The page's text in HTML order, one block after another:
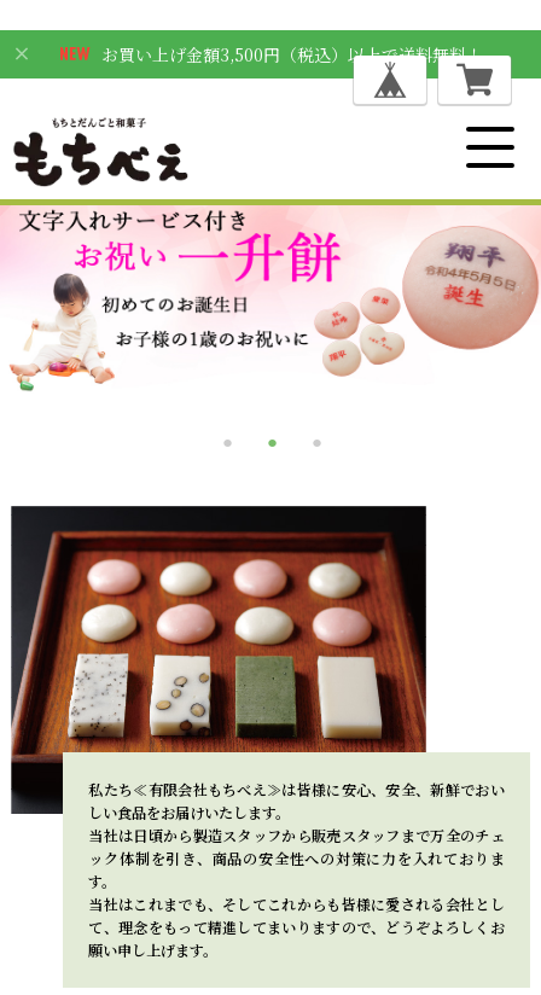
お買い上げ金額3,500円（税込）以上で送料無料！
私たち≪有限会社もちべえ≫は皆様に安心、安全、新鮮でおい
しい食品をお届けいたします。
当社は日頃から製造スタッフから販売スタッフまで万全のチェ
ック体制を引き、商品の安全性への対策に力を入れておりま
す。
当社はこれまでも、そしてこれからも皆様に愛される会社とし
て、理念をもって精進してまいりますので、どうぞよろしくお
願い申し上げます。